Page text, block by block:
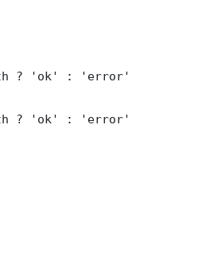
? 'ok' : 'error'
? 'ok' : 'error'